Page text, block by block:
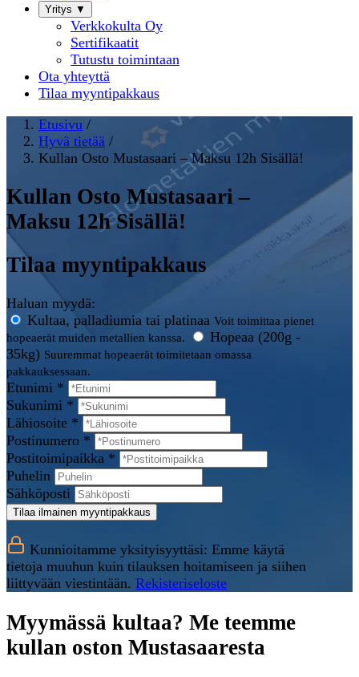
Yritys ▼
Verkkokulta Oy
Sertifikaatit
Tutustu toimintaan
Ota yhteyttä
Tilaa myyntipakkaus
Etusivu /
Hyvä tietää /
Kullan Osto Mustasaari – Maksu 12h Sisällä!
Kullan Osto Mustasaari –
Maksu 12h Sisällä!
Tilaa myyntipakkaus
Haluan myydä:
Kultaa, palladiumia tai platinaa Voit toimittaa pienet
hopeaerät muiden metallien kanssa.
Hopeaa (200g -
35kg) Suuremmat hopeaerät toimitetaan omassa
pakkauksessaan.
Etunimi *
Sukunimi *
Lähiosoite *
Postinumero *
Postitoimipaikka *
Puhelin
Sähköposti
Tilaa ilmainen myyntipakkaus
Kunnioitamme yksityisyyttäsi: Emme käytä
tietoja muuhun kuin tilauksen hoitamiseen ja siihen
liittyvään viestintään. Rekisteriseloste
Myymässä kultaa? Me teemme
kullan oston Mustasaaresta